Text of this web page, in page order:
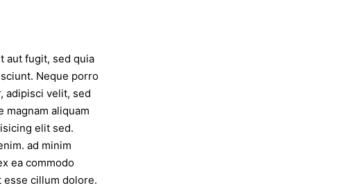
aut fugit, sed quia
Neque porro
adipisci velit, sed
magnam aliquam
elit sed.
ad minim
ea commodo
cillum dolore.